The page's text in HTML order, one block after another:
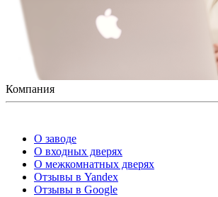
Компания
О заводе
О входных дверях
О межкомнатных дверях
Отзывы в Yandex
Отзывы в Google